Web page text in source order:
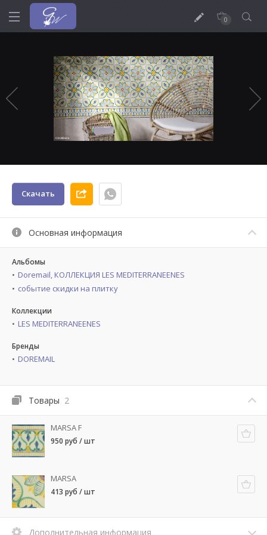
0
Скачать
Основная информация
Альбомы
Doremail, КОЛЛЕКЦИЯ LES MEDITERRANEENES
событие скидки на плитку
Коллекции
LES MEDITERRANEENES
Бренды
DOREMAIL
Товары 2
MARSA F
950 руб / шт
MARSA
413 руб / шт
Дополнительная информация